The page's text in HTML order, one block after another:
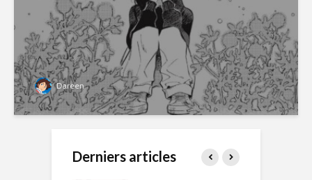
Dareen
Derniers articles